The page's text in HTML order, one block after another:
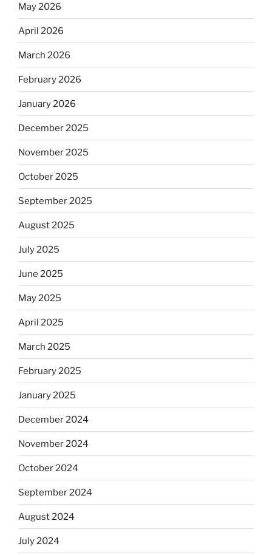
May 2026
April 2026
March 2026
February 2026
January 2026
December 2025
November 2025
October 2025
September 2025
August 2025
July 2025
June 2025
May 2025
April 2025
March 2025
February 2025
January 2025
December 2024
November 2024
October 2024
September 2024
August 2024
July 2024